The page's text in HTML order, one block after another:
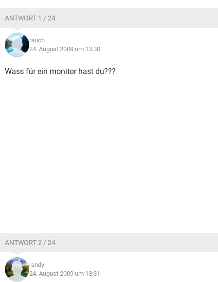
ANTWORT 1 / 24
rauch
24. August 2009 um 13:30
Wass für ein monitor hast du???
ANTWORT 2 / 24
randy
24. August 2009 um 13:31